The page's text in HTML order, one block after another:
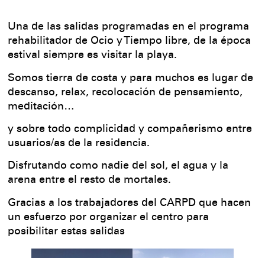
Una de las salidas programadas en el programa
rehabilitador de Ocio y Tiempo libre, de la época
estival siempre es visitar la playa.
Somos tierra de costa y para muchos es lugar de
descanso, relax, recolocación de pensamiento,
meditación…
y sobre todo complicidad y compañerismo entre
usuarios/as de la residencia.
Disfrutando como nadie del sol, el agua y la
arena entre el resto de mortales.
Gracias a los trabajadores del CARPD que hacen
un esfuerzo por organizar el centro para
posibilitar estas salidas